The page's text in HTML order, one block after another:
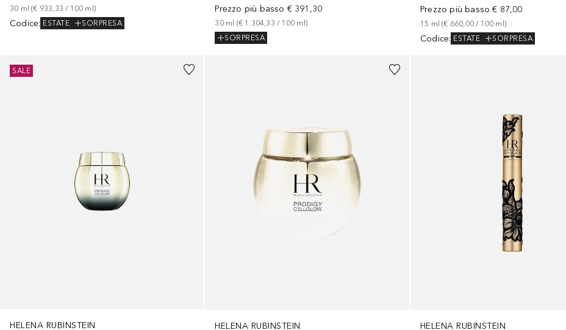
30 ml (€ 933,33 / 100 ml)
Codice: ESTATE SORPRESA
Prezzo più basso € 391,30
30 ml (€ 1.304,33 / 100 ml )
SORPRESA
Prezzo più basso € 87,00
15 ml (€ 660,00 / 100 ml)
Codice: ESTATE SORPRESA
HELENA RUBINSTEIN
SALE
HELENA RUBINSTEIN
HELENA RUBINSTEIN